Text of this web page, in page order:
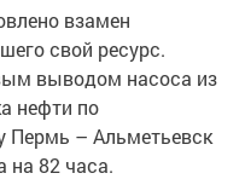
взамен
свой ресурс.
выводом насоса из
нефти по
Пермь – Альметьевск
на 82 часа.